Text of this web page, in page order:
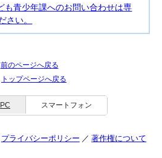
青少年課へのお問い合わせは専
さい。
前のページへ戻る
トップページへ戻る
PC スマートフォン
プライバシーポリシー 著作権について